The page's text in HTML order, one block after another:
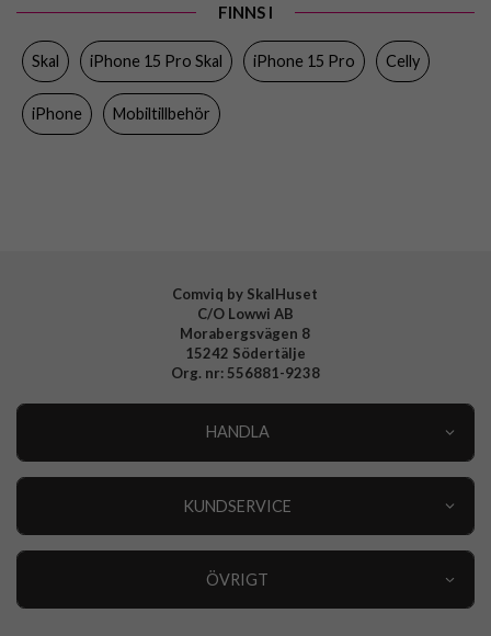
Färg Svart
Material Mjukplast (TPU)
Varumärke
FINNS I
Skal iPhone 15 Pro Skal iPhone 15 Pro Celly
iPhone Mobiltillbehör
Comviq by SkalHuset
C/O Lowwi AB
Morabergsvägen 8
15242 Södertälje
Org. nr: 556881-9238
HANDLA
KUNDSERVICE
ÖVRIGT